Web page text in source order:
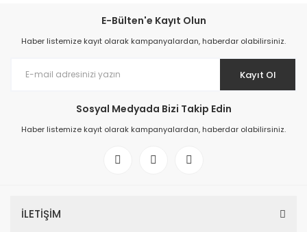
Mazot Aktarma Pompası Seti
85.038,45 TL 97.959,02 TL
E-Bülten'e Kayıt Olun
Haber listemize kayıt olarak kampanyalardan, haberdar olabilirsiniz.
Kayıt Ol
Sosyal Medyada Bizi Takip Edin
Haber listemize kayıt olarak kampanyalardan, haberdar olabilirsiniz.
İLETİŞİM